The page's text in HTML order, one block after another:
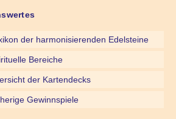
der harmonisierenden Edelsteine
Bereiche
der Kartendecks
Gewinnspiele